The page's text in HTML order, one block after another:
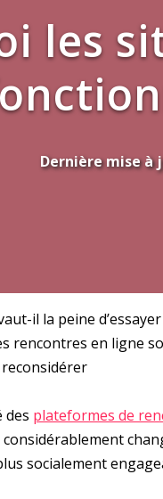
les
Dernière mise à
il la peine
rencontres en ligne
des plateformes de
socialement